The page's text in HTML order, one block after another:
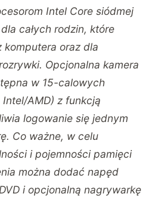
Intel Core siódmej
całych rodzin, które
komputera oraz dla
Opcjonalna kamera
w 15-calowych
AMD) z funkcją
logowanie się jednym
Co ważne, w celu
i pojemności pamięci
można dodać napęd
i opcjonalną nagrywarkę